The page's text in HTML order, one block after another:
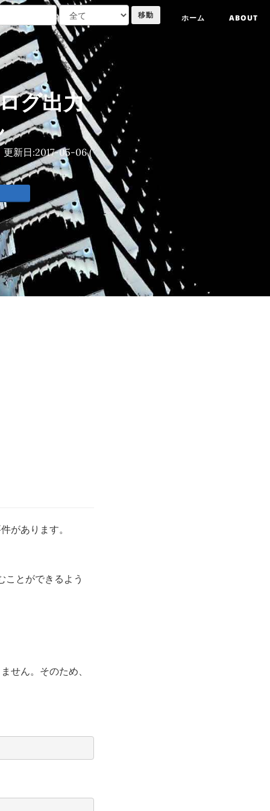
ホーム ABOUT
グ出力
更新日:2017-05-06(
があります。
ことができるよう
せん。そのため、